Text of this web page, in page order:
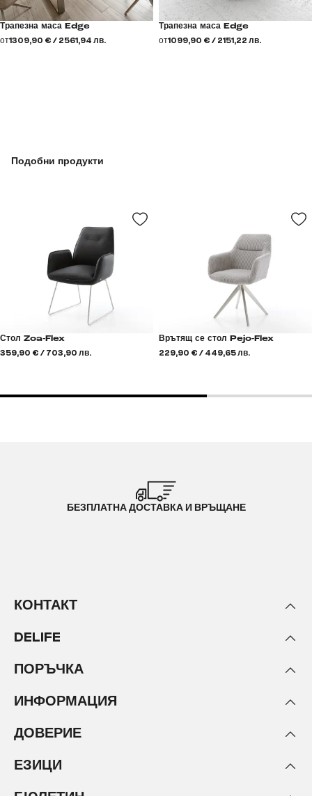
Подобни продукти
Стол Zoa-Flex
359,90 € / 703,90 лв.
Врътящ се стол Pejo-Flex
229,90 € / 449,65 лв.
Трапезна маса Edge
от1309,90 € / 2561,94 лв.
Трапезна маса Edge
от1099,90 € / 2151,22 лв.
БЕЗПЛАТНА ДОСТАВКА И ВРЪЩАНЕ
КОНТАКТ
DELIFE
ПОРЪЧКА
ИНФОРМАЦИЯ
ДОВЕРИЕ
ЕЗИЦИ